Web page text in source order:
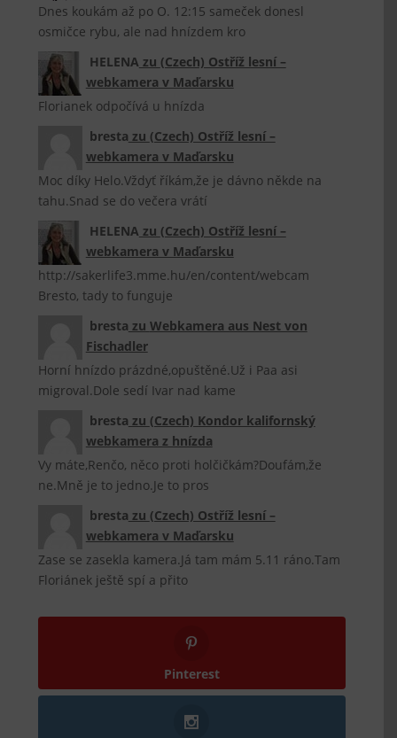
Dnes koukám až po O. 12:15 sameček donesl
osmičce rybu, ale nad hnízdem kro
HELENA zu (Czech) Ostříž lesní –
webkamera v Maďarsku
Florianek odpočívá u hnízda
bresta zu (Czech) Ostříž lesní –
webkamera v Maďarsku
Moc díky Helo.Vždyť říkám,že je dávno někde na
tahu.Snad se do večera vrátí
HELENA zu (Czech) Ostříž lesní –
webkamera v Maďarsku
http://sakerlife3.mme.hu/en/content/webcam
Bresto, tady to funguje
bresta zu Webkamera aus Nest von
Fischadler
Horní hnízdo prázdné,opuštěné.Už i Paa asi
migroval.Dole sedí Ivar nad kame
bresta zu (Czech) Kondor kalifornský
webkamera z hnízda
Vy máte,Renčo, něco proti holčičkám?Doufám,že
ne.Mně je to jedno.Je to pros
bresta zu (Czech) Ostříž lesní –
webkamera v Maďarsku
Zase se zasekla kamera.Já tam mám 5.11 ráno.Tam
Floriánek ještě spí a přito
Pinterest